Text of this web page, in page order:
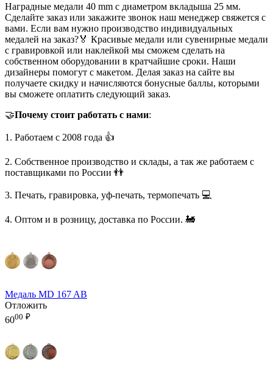
Наградные медали 40 mm с диаметром вкладыша 25 мм.
Сделайте заказ или закажите звонок наш менеджер свяжется с
вами. Если вам нужно производство индивидуальных
медалей на заказ?🏅 Красивые медали или сувенирные медали
с гравировкой или наклейкой мы сможем сделать на
собственном оборудовании в кратчайшие сроки. Наши
дизайнеры помогут с макетом. Делая заказ на сайте вы
получаете скидку и начисляются бонусные баллы, которыми
вы сможете оплатить следующий заказ.
🤝Почему стоит работать с нами:
1. Работаем с 2008 года 👍
2. Собственное производство и склады, а так же работаем с
поставщиками по России 👬
3. Печать, гравировка, уф-печать, термопечать 💻
4. Оптом и в розницу, доставка по России. 🚂
Медаль MD 167 AB
Отложить
6000 ₽